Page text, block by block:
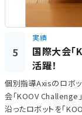
5
実績
国際大会
活躍！
個別指導Axisのロボ
会「KOOV Challenge
沿ったロボットを「